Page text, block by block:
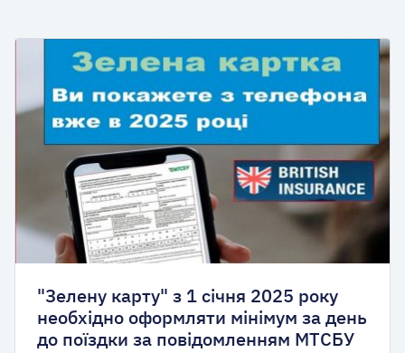
"Зелену карту" з 1 січня 2025 року
необхідно оформляти мінімум за день
до поїздки за повідомленням МТСБУ